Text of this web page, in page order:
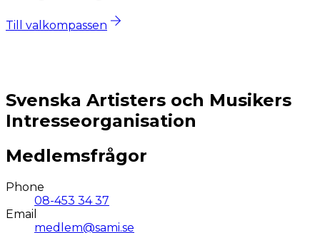
Till valkompassen
Svenska Artisters och Musikers
Intresseorganisation
Medlemsfrågor
Phone
08-453 34 37
Email
medlem@sami.se